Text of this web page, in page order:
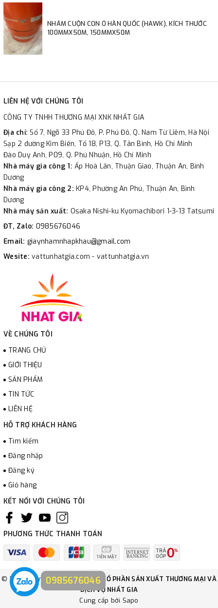
NHÁM CUỘN CON Ó HÀN QUỐC (HAWK), KÍCH THƯỚC
100MMX50M, 150MMX50M
LIÊN HỆ VỚI CHÚNG TÔI
CÔNG TY TNHH THƯƠNG MẠI XNK NHẤT GIA
Địa chỉ:Số 7, Ngõ 33 Phú Đô, P. Phú Đô, Q. Nam Từ Liêm, Hà Nội
Sạp 2 đường Kim Biên, Tổ 18, P13, Q. Tân Bình, Hồ Chí Minh
Đào Duy Anh, P09, Q. Phú Nhuận, Hồ Chí Minh
Nhà máy gia công 1: Ấp Hoà Lân, Thuận Giao, Thuận An, Bình
Dương
Nhà máy gia công 2: KP4, Phường An Phú, Thuận An, Bình
Dương
Nhà máy sản xuất: Osaka Nishi-ku Kyomachibori 1-3-13 Tatsumi
ĐT, Zalo: 0985676046
Email: giaynhamnhapkhau@gmail.com
Wesite: vattunhatgia.com - vattunhatgia.vn
VỀ CHÚNG TÔI
TRANG CHỦ
GIỚI THIỆU
SẢN PHẨM
TIN TỨC
LIÊN HỆ
HỖ TRỢ KHÁCH HÀNG
Tìm kiếm
Đăng nhập
Đăng ký
Giỏ hàng
KẾT NỐI VỚI CHÚNG TÔI
PHƯƠNG THỨC THANH TOÁN
© Bản quyền thuộc vềCÔNG TY CỔ PHẦN SẢN XUẤT THƯƠNG MẠI VÀ
DỊCH VỤ NHẤT GIA
Cung cấp bởi Sapo
0985676046